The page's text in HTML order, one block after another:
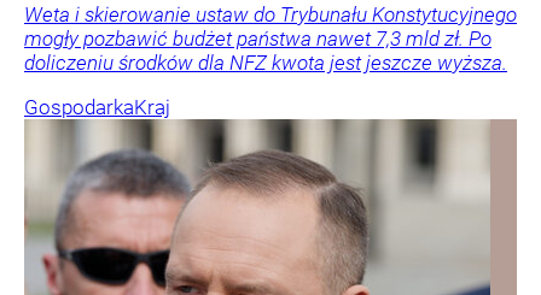
Weta i skierowanie ustaw do Trybunału Konstytucyjnego
mogły pozbawić budżet państwa nawet 7,3 mld zł. Po
doliczeniu środków dla NFZ kwota jest jeszcze wyższa.
GospodarkaKraj